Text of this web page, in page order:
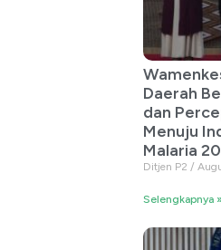
Daerah
dan
Menuju
Malaria
Ditjen P2
Selengkapnya »